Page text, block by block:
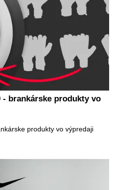
- brankárske produkty vo
produkty vo výpredaji